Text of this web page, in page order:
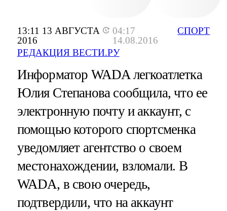
13:11 13 АВГУСТА
2016
04:17
14.08.2016
РЕДАКЦИЯ ВЕСТИ.РУ
СПОРТ
Информатор WADA легкоатлетка
Юлия Степанова сообщила, что ее
электронную почту и аккаунт, с
помощью которого спортсменка
уведомляет агентство о своем
местонахождении, взломали. В
WADA, в свою очередь,
подтвердили, что на аккаунт